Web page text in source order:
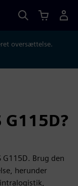
oversættelse.
G115D?
Brug den
herunder